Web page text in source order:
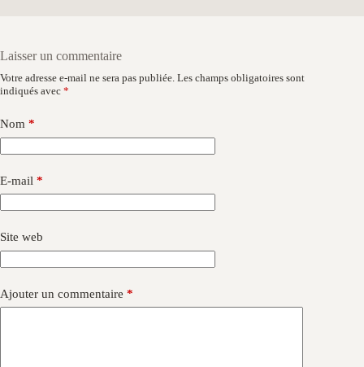
Laisser un commentaire
Votre adresse e-mail ne sera pas publiée. Les champs obligatoires sont
indiqués avec *
Nom *
E-mail *
Site web
Ajouter un commentaire *